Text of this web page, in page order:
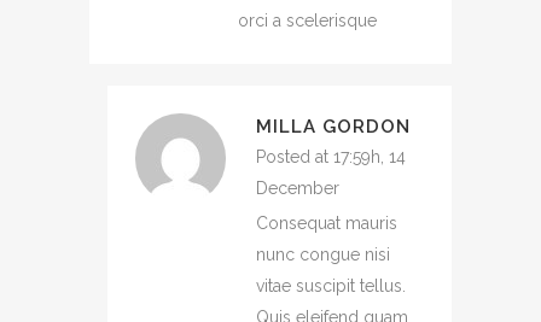
orci a scelerisque
MILLA GORDON
Posted at 17:59h, 14
December
Consequat mauris
nunc congue nisi
vitae suscipit tellus.
Quis eleifend quam